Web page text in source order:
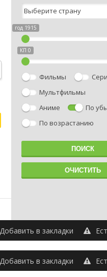
год 1915
КП 0
Фильмы
Мультфильмы
Аниме
По
По возрастанию
Добавить в закладки
Добавить в закладки